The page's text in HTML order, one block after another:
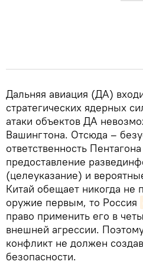
Дальняя авиация (ДА)
стратегических ядерных
атаки объектов ДА
Вашингтона. Отсюда –
ответственность
предоставление
(целеуказание) и
Китай обещает никогда не
оружие первым, то Россия
право применить его в
внешней агрессии.
конфликт не должен
безопасности.